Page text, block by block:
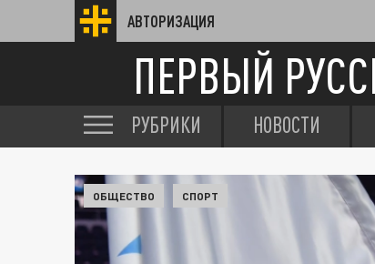
АВТОРИЗАЦИЯ
ПЕРВЫЙ
РУБРИКИ НОВОСТИ
ОБЩЕСТВО СПОРТ